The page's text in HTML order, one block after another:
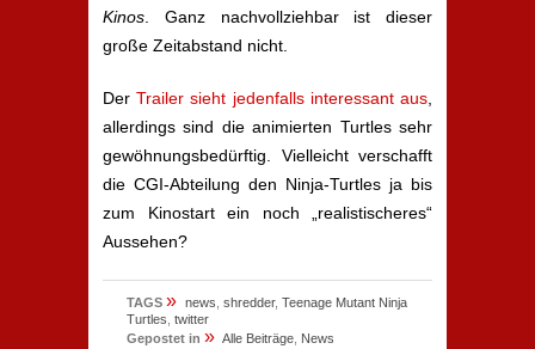
Kinos . Ganz nachvollziehbar ist dieser
große Zeitabstand nicht.
DerTrailer sieht jedenfalls interessant aus
allerdings sind die animierten Turtles sehr
gewöhnungsbedürftig. Vielleicht verschafft
die CGI-Abteilung den Ninja-Turtles ja bis
zum Kinostart ein noch „realistischeres“
Aussehen?
TAGS » news shredder, Teenage Mutant Ninja
Turtles twitter
Gepostet in » Alle Beiträge News